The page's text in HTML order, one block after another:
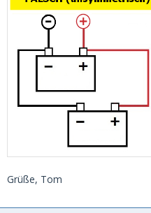
Grüße, Tom